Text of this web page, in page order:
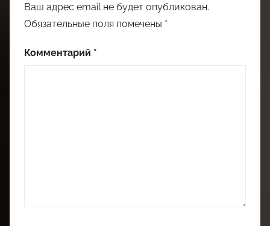
Ваш адрес email не будет опубликован.
Обязательные поля помечены *
Комментарий *